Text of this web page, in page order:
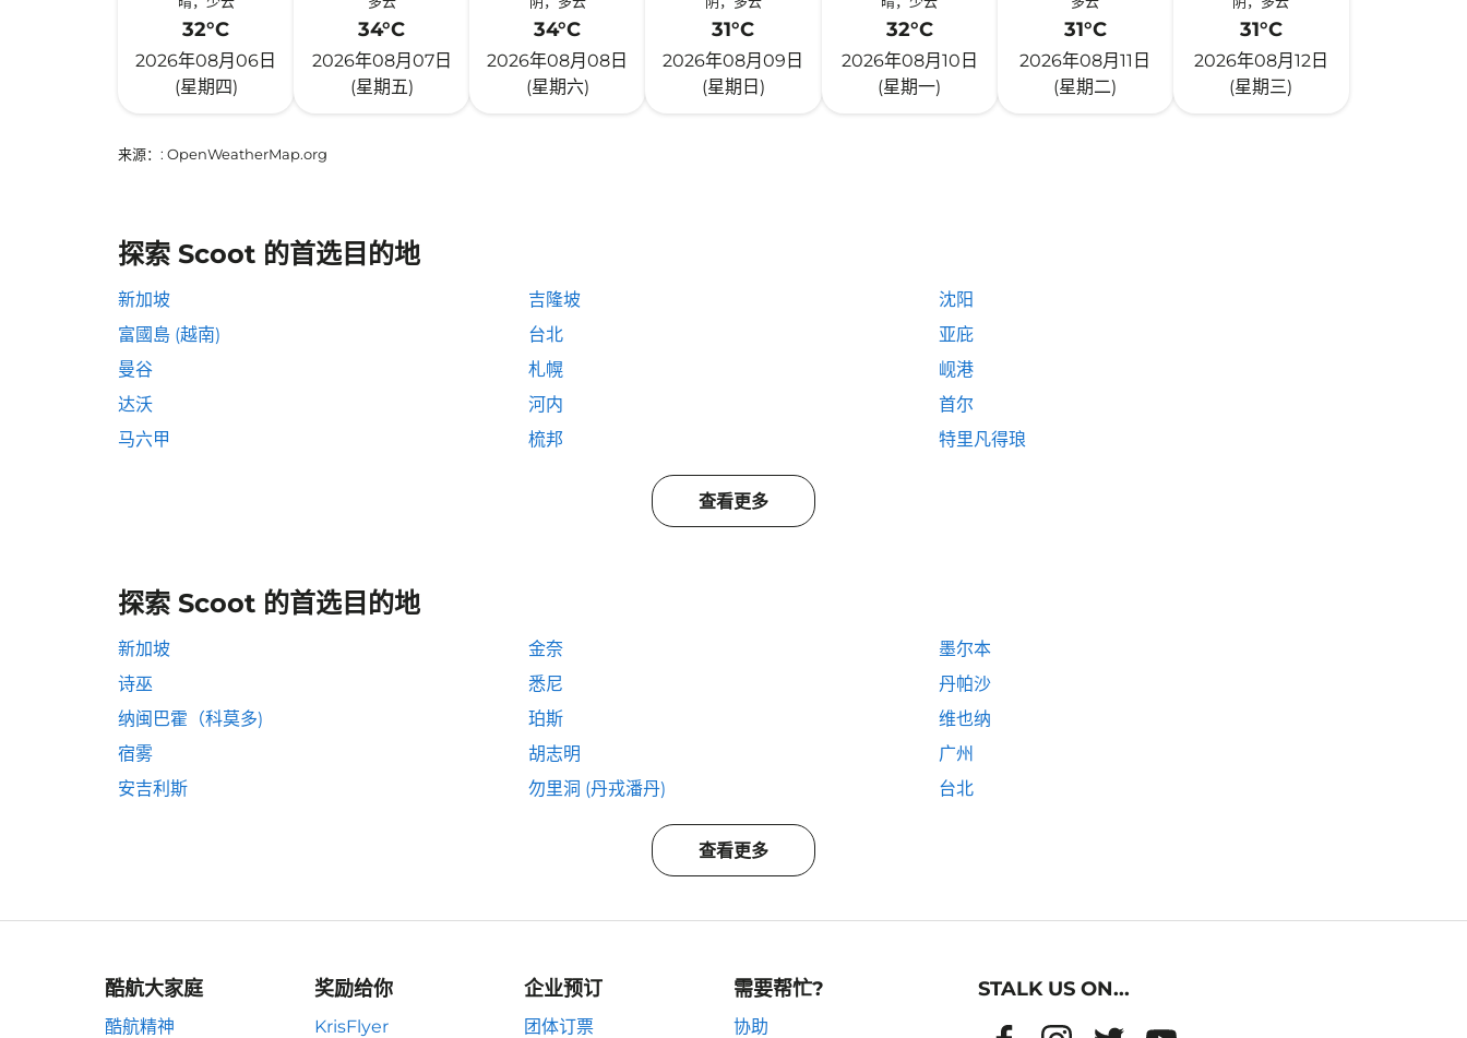
32°C
2026年08月06日
(星期四)
34°C
2026年08月07日
(星期五)
34°C
2026年08月08日
(星期六)
31°C
2026年08月09日
(星期日)
32°C
2026年08月10日
(星期一)
31°C
2026年08月11日
(星期二)
31°C
2026年08月12日
(星期三)
来源： : OpenWeatherMap.org
探索 Scoot 的首选目的地
新加坡 吉隆坡
沈阳
富國島 (越南)
台北
亚庇
曼谷
札幌
岘港
达沃
河内
首尔
马六甲
梳邦 特里凡得琅
查看更多
探索 Scoot 的首选目的地
新加坡 金奈
墨尔本
诗巫
悉尼
丹帕沙
纳闽巴霍（科莫多)
珀斯
维也纳
宿雾
胡志明
广州
安吉利斯
勿里洞 (丹戎潘丹) 台北
查看更多
酷航大家庭
酷航精神
奖励给你
KrisFlyer
企业预订
团体订票
需要帮忙?
协助
STALK US ON...